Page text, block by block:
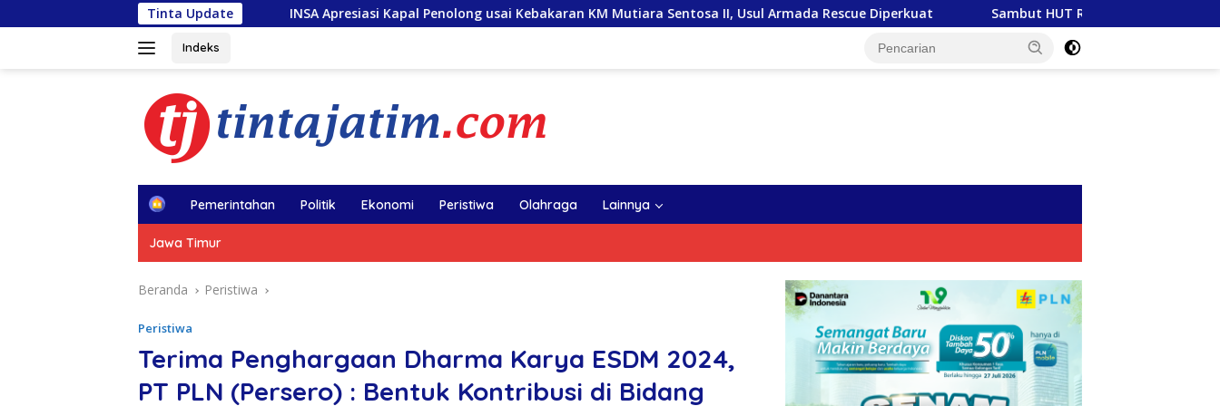
ke
Tinta Update
INSA Apresiasi Kapal Penolong usai Kebakaran KM Mutiara Sentosa II, Usul Armada Rescue Diperkuat Sambut HUT RI ke-81, PLN Tebar Energi Kebaikan dari
Indeks
H
e
Pemerintahan Politik Ekonomi Peristiwa Olahraga Lainnya
Jawa Timur
Beranda Peristiwa
Peristiwa
Terima Penghargaan Dharma Karya ESDM 2024,
PT PLN (Persero) : Bentuk Kontribusi di Bidang